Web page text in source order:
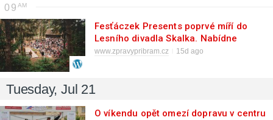
09
Fesťáczek Presents poprvé míří do
Lesního divadla Skalka. Nabídne
hudbu, divadlo i tvořivé dílny
www.zpravypribram.cz 15d ago
Tuesday, Jul 21
O víkendu opět omezí dopravu v centru